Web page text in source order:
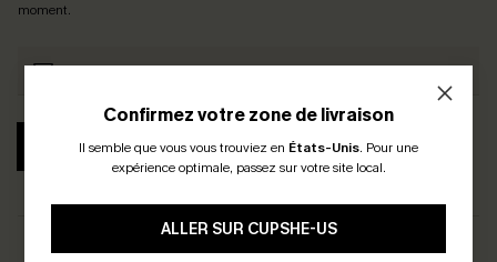
Confirmez votre zone de livraison
Il semble que vous vous trouviez en États-Unis. Pour une
expérience optimale, passez sur votre site local.
ALLER SUR CUPSHE-US
moment.
S'ABONNER